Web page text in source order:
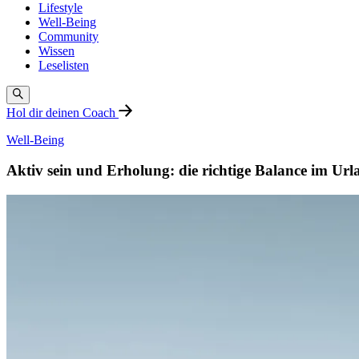
Lifestyle
Well-Being
Community
Wissen
Leselisten
Hol dir deinen Coach
Well-Being
Aktiv sein und Erholung: die richtige Balance im